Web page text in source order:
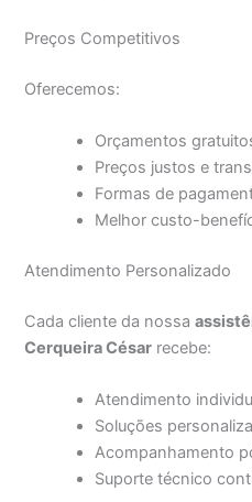
Preços Competitivos
Oferecemos:
Orçamentos
Preços justos e
Formas de
Melhor custo-
Atendimento Personalizado
Cada cliente da nossa
Cerqueira César recebe:
Atendimento
Soluções
Acompanhamento
Suporte técnico